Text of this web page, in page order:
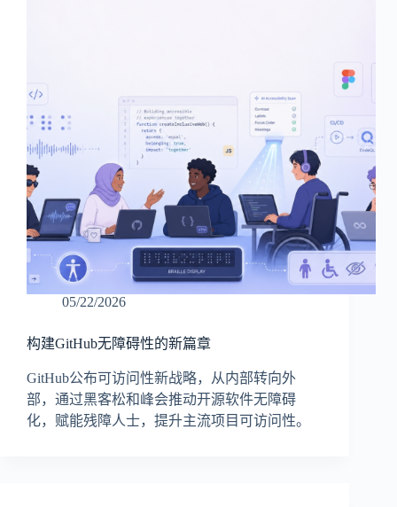
05/22/2026
构建GitHub无障碍性的新篇章
GitHub公布可访问性新战略，从内部转向外
部，通过黑客松和峰会推动开源软件无障碍
化，赋能残障人士，提升主流项目可访问性。